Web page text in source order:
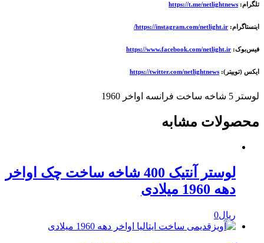
تلگرام: https://t.me/netlightnews
اینستاگرام: https://instagram.com/netlight.ir/
فیس‌بوک: https://www.facebook.com/netlight.ir
ایکس (توییتر): https://twitter.com/netlightnews
لوستر 5 شاخه ساخت فرانسه اواخر 1960
محصولات مشابه
لوستر آنتیک 400 شاخه ساخت چک اواخر
دهه 1960 میلادی
ریال0